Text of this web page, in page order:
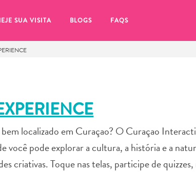
SUA VISITA BLOGS FAQS
localizado em Curaçao? O Curaçao
pode explorar a cultura, a história e a
criativas. Toque nas telas, participe de